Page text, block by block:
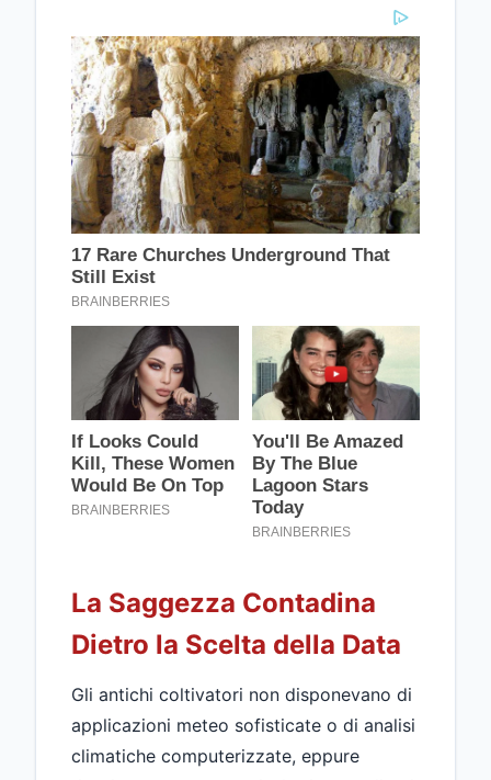
La Saggezza Contadina
Dietro la Scelta della Data
Gli antichi coltivatori non disponevano di
applicazioni meteo sofisticate o di analisi
climatiche computerizzate, eppure